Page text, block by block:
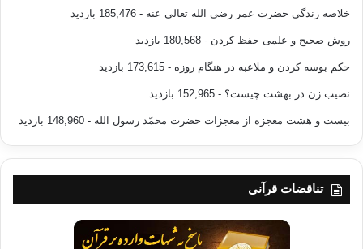
خلاصه زندگی حضرت عمر رضی الله تعالی عنه - 185,476 بازدید
روش صحیح و علمی حفظ کردن - 180,568 بازدید
حکم بوسه کردن و ملاعبه در هنگام روزه - 173,615 بازدید
نصیب زن در بهشت چیست؟ - 152,965 بازدید
بیست و هشت معجزه از معجزات حضرت محمّد رسول الله - 148,960 بازدید
تناقضات قرآنی